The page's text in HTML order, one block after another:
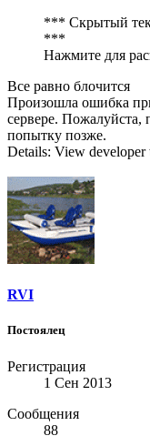
*** Скрытый
***
Нажмите для
Все равно блочится
Произошла ошибка
сервере. Пожалуйста,
попытку позже.
Details: View developer
RVI
Постоялец
Регистрация
1 Сен 2013
Сообщения
88